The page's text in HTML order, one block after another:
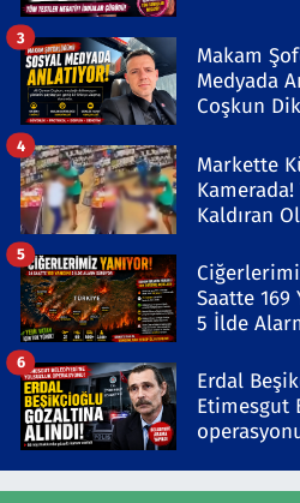
Makam
Medyada
Coşkun
3
Markette
Kaldıran
4
Saatte 169
5 İlde
5
Erdal
Etimesgut
6